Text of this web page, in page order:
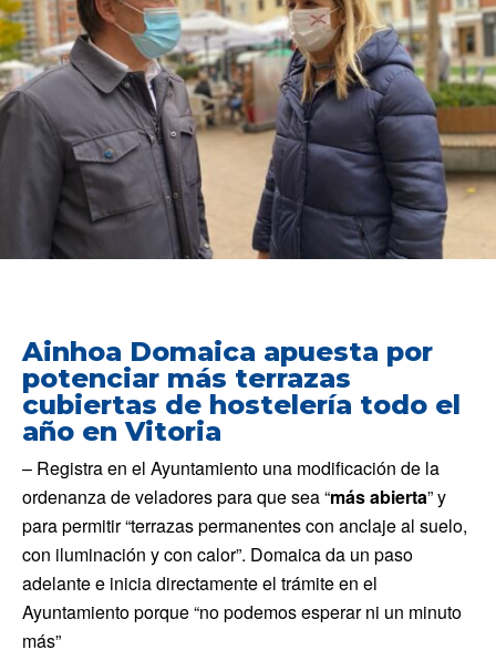
Ainhoa Domaica apuesta por
potenciar más terrazas
cubiertas de hostelería todo el
año en Vitoria
– Registra en el Ayuntamiento una modificación de la
ordenanza de veladores para que sea “más abierta” y
para permitir “terrazas permanentes con anclaje al suelo,
con iluminación y con calor”. Domaica da un paso
adelante e inicia directamente el trámite en el
Ayuntamiento porque “no podemos esperar ni un minuto
más”